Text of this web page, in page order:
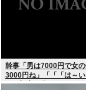
幹事「男は7000円で女
3000円ね」「「「は～い
（ヽ´ん`）「あ？ ちょっ